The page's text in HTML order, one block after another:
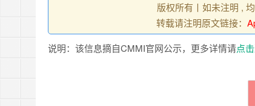
版权所有丨如未注明 ,
转载请注明原文链接：
说明：该信息摘自CMMI官网公示，更多详情请点